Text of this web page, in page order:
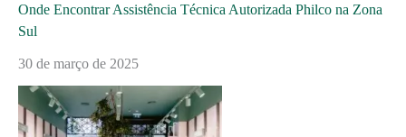
Onde Encontrar Assistência Técnica Autorizada Philco na Zona
Sul
30 de março de 2025